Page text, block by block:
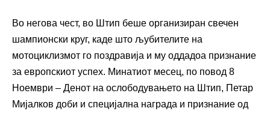
Во негова чест, во Штип беше организиран свечен
шампионски круг, каде што љубителите на
мотоциклизмот го поздравија и му оддадоа признание
за европскиот успех. Минатиот месец, по повод 8
Ноември – Денот на ослободувањето на Штип, Петар
Мијалков доби и специјална награда и признание од